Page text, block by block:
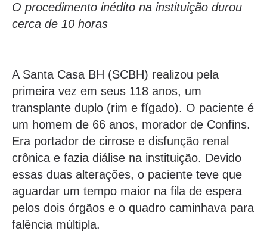
O procedimento inédito na instituição durou
cerca de 10 horas
A Santa Casa BH (SCBH) realizou pela
primeira vez em seus 118 anos, um
transplante duplo (rim e fígado). O paciente é
um homem de 66 anos, morador de Confins.
Era portador de cirrose e disfunção renal
crônica e fazia diálise na instituição. Devido
essas duas alterações, o paciente teve que
aguardar um tempo maior na fila de espera
pelos dois órgãos e o quadro caminhava para
falência múltipla.